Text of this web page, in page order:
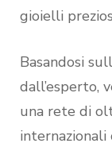
gioielli
Basandosi
dall’esperto,
una rete di
internazionali